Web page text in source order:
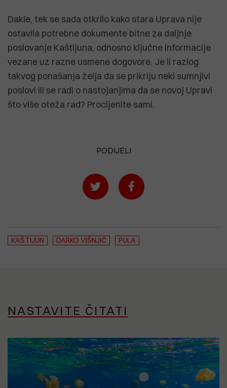
Dakle, tek se sada otkrilo kako stara Uprava nije
ostavila potrebne dokumente bitne za daljnje
poslovanje Kaštijuna, odnosno ključne informacije
vezane uz razne usmene dogovore. Je li razlog
takvog ponašanja želja da se prikriju neki sumnjivi
poslovi ili se radi o nastojanjima da se novoj Upravi
što više oteža rad? Procijenite sami.
PODIJELI
KAŠTIJUN DARKO VIŠNJIĆ PULA
NASTAVITE ČITATI